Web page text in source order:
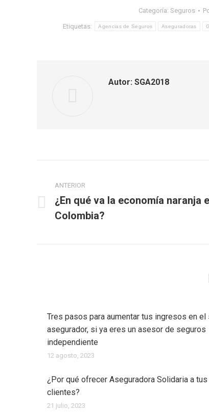
Categoría: Seguros
Etiquetas: Agencias de Seguros Aseguradoras
Autor: SGA2018
entre
publicaciones
ANTERIOR
Publicación
anterior:
¿En qué va la economía naranja
Colombia?
Tres pasos para aumentar tus ingresos en el
asegurador, si ya eres un asesor de seguros
independiente
12 agosto, 2023
¿Por qué ofrecer Aseguradora Solidaria a tus
clientes?
21 julio, 2023